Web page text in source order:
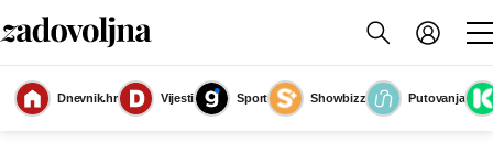
Dnevnik.hr Vijesti Sport Showbizz
Putovanja
Slika nije dostupna